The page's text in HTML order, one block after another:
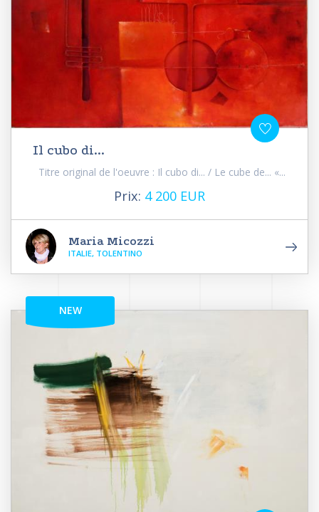
Il cubo di...
Titre original de l'oeuvre : Il cubo di... / Le cube de... «...
Prix: 4 200 EUR
Maria Micozzi
ITALIE, TOLENTINO
NEW